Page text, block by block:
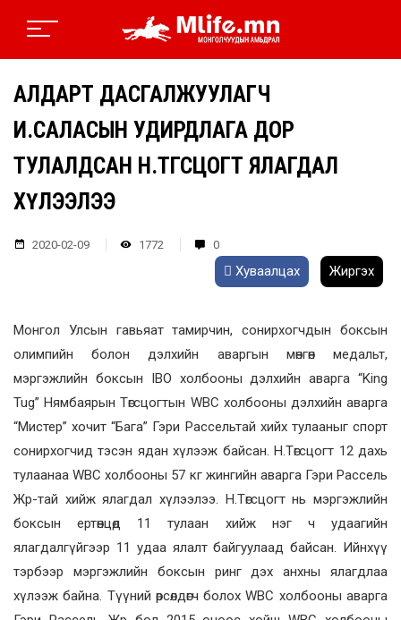
АЛДАРТ ДАСГАЛЖУУЛАГЧ
И.САЛАСЫН УДИРДЛАГА ДОР
ТУЛАЛДСАН Н.ТӨГСЦОГТ ЯЛАГДАЛ
ХҮЛЭЭЛЭЭ
2020-02-09 1772 0
Хуваалцах Жиргэх
Монгол Улсын гавьяат тамирчин, сонирхогчдын боксын
олимпийн болон дэлхийн аваргын мөнгөн медальт,
мэргэжлийн боксын IBO холбооны дэлхийн аварга “King
Tug” Нямбаярын Төгсцогтын WBC холбооны дэлхийн аварга
“Мистер” хочит “Бага” Гэри Рассельтай хийх тулааныг спорт
сонирхогчид тэсэн ядан хүлээж байсан. Н.Төгсцогт 12 дахь
тулаанаа WBC холбооны 57 кг жингийн аварга Гэри Рассель
Жр-тай хийж ялагдал хүлээлээ. Н.Төгсцогт нь мэргэжлийн
боксын ертөнцөд 11 тулаан хийж нэг ч удаагийн
ялагдалгүйгээр 11 удаа ялалт байгуулаад байсан. Ийнхүү
тэрбээр мэргэжлийн боксын ринг дэх анхны ялагдлаа
хүлээж байна. Түүний өрсөлдөгч болох WBC холбооны аварга